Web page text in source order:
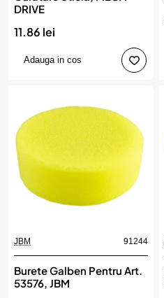
DRIVE
11.86 lei
Adauga in cos
JBM 91244
Burete Galben Pentru Art.
53576, JBM